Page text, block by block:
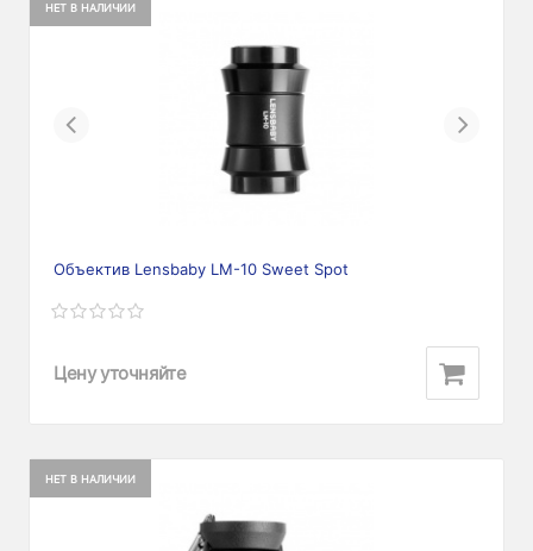
НЕТ В НАЛИЧИИ
Previous Next
Объектив Lensbaby LM-10 Sweet Spot
Цену уточняйте
НЕТ В НАЛИЧИИ